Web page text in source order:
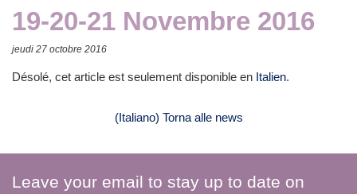
19-20-21 Novembre 2016
jeudi 27 octobre 2016
Désolé, cet article est seulement disponible en Italien.
(Italiano) Torna alle news
Leave your email to stay up to date on